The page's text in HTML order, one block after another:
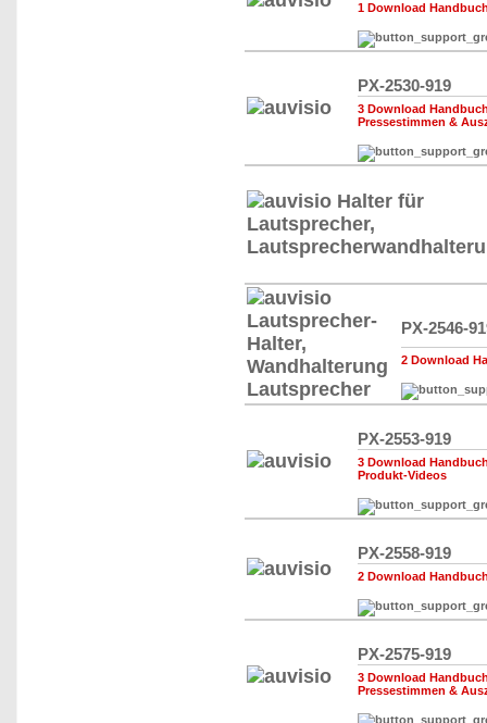
1 Download
PX-2530-919
3 Download
Pressestimmen &
PX-2546-
2 Download
PX-2553-919
3 Download
Produkt-Videos
PX-2558-919
2 Download
PX-2575-919
3 Download
Pressestimmen &